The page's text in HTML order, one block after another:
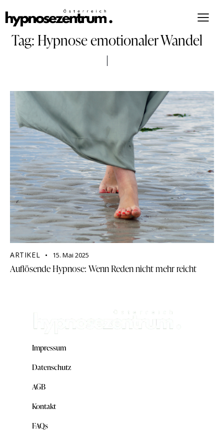
Tag: Hypnose emotionaler Wandel
ARTIKEL 15. Mai 2025
Auflösende Hypnose: Wenn Reden nicht mehr reicht
Impressum
Datenschutz
AGB
Kontakt
FAQs